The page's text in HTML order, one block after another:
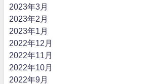
2023年3月
2023年2月
2023年1月
2022年12月
2022年11月
2022年10月
2022年9月